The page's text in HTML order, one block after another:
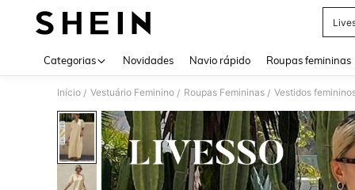
Categorias Novidades Navio rápido Roupas femininas
Início / Vestuário Feminino / Roupas Femininas / Vestidos